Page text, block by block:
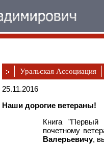
Уральская Ассоциация
25.11.2016
Наши дорогие ветераны!
Книга "Первый
почетному
Валерьевичу,